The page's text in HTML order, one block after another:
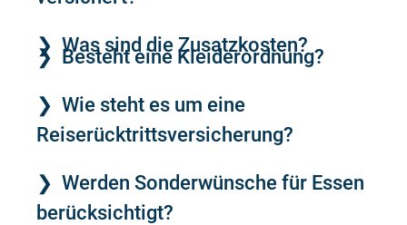
Was sind die Zusatzkosten?
Besteht eine Kleiderordnung?
Wie steht es um eine
Reiserücktrittsversicherung?
Werden Sonderwünsche für Essen
berücksichtigt?